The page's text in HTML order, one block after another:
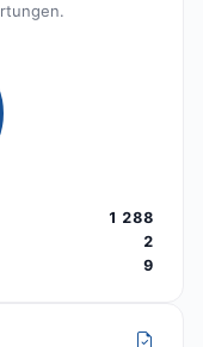
1 288
2
9